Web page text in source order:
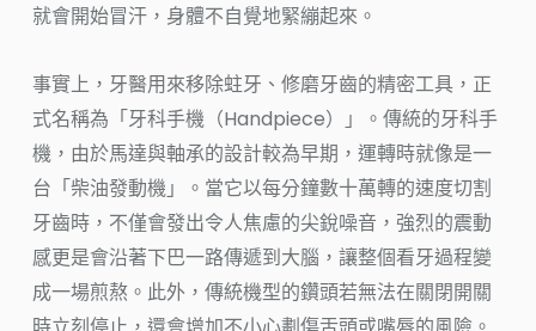
就會開始冒汗，身體不自覺地緊繃起來。
事實上，牙醫用來移除蛀牙、修磨牙齒的精密工具，正
式名稱為「牙科手機（Handpiece）」。傳統的牙科手
機，由於馬達與軸承的設計較為早期，運轉時就像是一
台「柴油發動機」。當它以每分鐘數十萬轉的速度切割
牙齒時，不僅會發出令人焦慮的尖銳噪音，強烈的震動
感更是會沿著下巴一路傳遞到大腦，讓整個看牙過程變
成一場煎熬。此外，傳統機型的鑽頭若無法在關閉開關